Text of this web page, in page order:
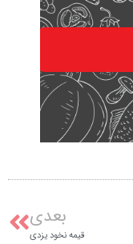
بعدی
قیمه نخود یزدی